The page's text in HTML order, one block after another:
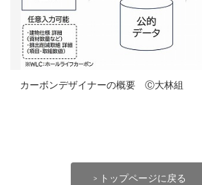
カーボンデザイナーの概要 Ⓒ大林組
> トップページに戻る